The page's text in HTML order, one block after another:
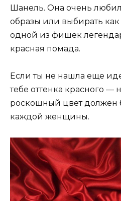
Шанель. Она очень
образы или выбирать
одной из фишек
красная помада.
Если ты не нашла еще
тебе оттенка красного —
роскошный цвет должен
каждой женщины.